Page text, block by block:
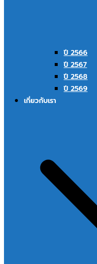
ปี 2566
ปี 2567
ปี 2568
ปี 2569
เกี่ยวกับเรา